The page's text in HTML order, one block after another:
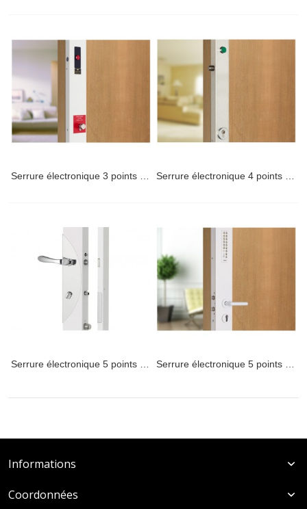
Serrure électronique 3 points Telcom Serrure électronique 4 points Telcom étroite
Serrure électronique 5 points Parade 2 Serrure électronique 5 points Serena
Informations
Coordonnées